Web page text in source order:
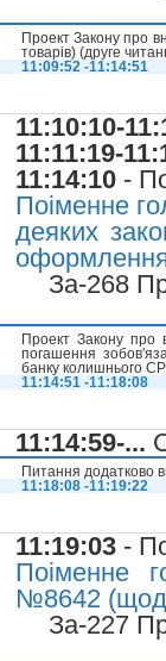
Проект Закону про
товарів) (друге
11:09:52 -11:14:51
11:10:10-
11:11:19-
11:14:10 -
Поіменне
деяких
оформлення
За-268
Проект Закону про
погашення
банку колишнього
11:14:51 -11:18:08
11:14:59-...
Питання додатково
11:18:08 -11:19:22
11:19:03 -
Поіменне
№8642
За-227